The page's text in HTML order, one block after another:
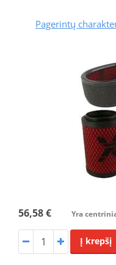
Pagerintų
56,58 € Yra
Į krepšį